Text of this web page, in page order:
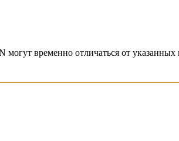
временно отличаться от указанных